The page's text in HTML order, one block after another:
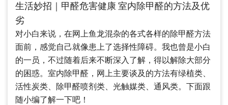
生活妙招｜甲醛危害健康 室内除甲醛的方法及优
劣
对小白来说，在网上鱼龙混杂的各式各样的除甲醛方法
面前，感觉自己就像患上了选择性障碍。我也曾是小白
的一员，不过随着后来不断深入了解，得以解除大部分
的困惑。室内除甲醛，网上主要谈及的方法有绿植类、
活性炭类、除甲醛喷剂类、光触媒类、通风类。下面跟
随小编了解一下吧！